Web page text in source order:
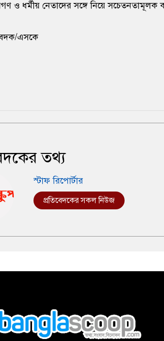
ও ধর্মীয় নেতাদের সঙ্গে নিয়ে
এসকে
তথ্য
স্টাফ রিপোর্টার
প্রতিবেদকের সকল নিউজ